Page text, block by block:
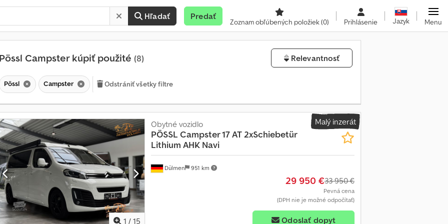
Hľadať Predať
Zoznam obľúbených položiek(0) Prihlásenie Jazyk Menu
Pössl Campster kúpiť použité (8) Relevantnosť
Pössl Campster Odstrániť všetky filtre
Malý inzerát
1 / 15
Dülmen 951 km
Obytné vozidlo
PÖSSL Campster 17 AT 2xSchiebetür
Lithium AHK Navi
29 950 €33 950 €
Pevná cena
(DPH nie je možné odpočítať)
Odoslať dopyt